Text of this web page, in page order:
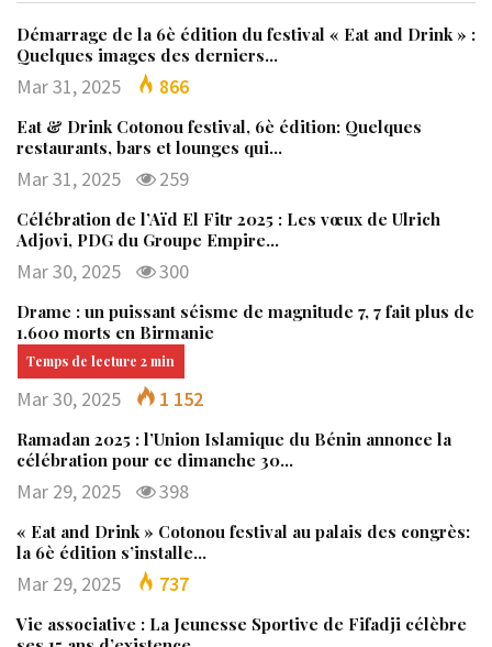
Démarrage de la 6è édition du festival « Eat and Drink » :
Quelques images des derniers…
Mar 31, 2025 866
Eat & Drink Cotonou festival, 6è édition: Quelques
restaurants, bars et lounges qui…
Mar 31, 2025 259
Célébration de l’Aïd El Fitr 2025 : Les vœux de Ulrich
Adjovi, PDG du Groupe Empire…
Mar 30, 2025 300
Drame : un puissant séisme de magnitude 7, 7 fait plus de
1.600 morts en Birmanie
Mar 30, 2025 1 152
Ramadan 2025 : l’Union Islamique du Bénin annonce la
célébration pour ce dimanche 30…
Mar 29, 2025 398
« Eat and Drink » Cotonou festival au palais des congrès:
la 6è édition s’installe…
Mar 29, 2025 737
Vie associative : La Jeunesse Sportive de Fifadji célèbre